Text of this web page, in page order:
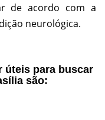
de acordo com a
neurológica.
úteis para buscar
são: